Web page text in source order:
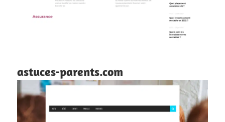
astuces-parents.com